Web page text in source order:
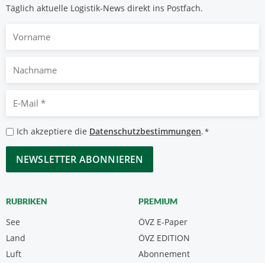
Täglich aktuelle Logistik-News direkt ins Postfach.
Vorname
Nachname
Mail
*
Datenschutzbestimmungen
*
Ich akzeptiere die Datenschutzbestimmungen.*
CAPTCHA
RUBRIKEN
See
Land
Luft
PREMIUM
ÖVZ E-Paper
Abonnement
ÖVZ EDITION